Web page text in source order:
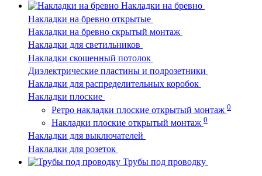
Накладки на бревно
Накладки на бревно открытые
Накладки на бревно скрытый монтаж
Накладки для светильников
Накладки скошенный потолок
Диэлектрические пластины и подрозетники
Накладки для распределительных коробок
Накладки плоские
Ретро накладки плоские открытый монтаж 0
Накладки плоские открытый монтаж 0
Накладки для выключателей
Накладки для розеток
Трубы под проводку